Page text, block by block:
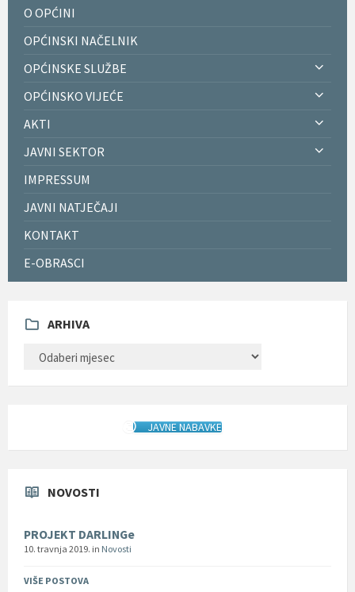
O OPĆINI
OPĆINSKI NAČELNIK
OPĆINSKE SLUŽBE
OPĆINSKO VIJEĆE
AKTI
JAVNI SEKTOR
IMPRESSUM
JAVNI NATJEČAJI
KONTAKT
E-OBRASCI
ARHIVA
JAVNE NABAVKE
NOVOSTI
PROJEKT DARLINGe
10. travnja 2019. in Novosti
VIŠE POSTOVA